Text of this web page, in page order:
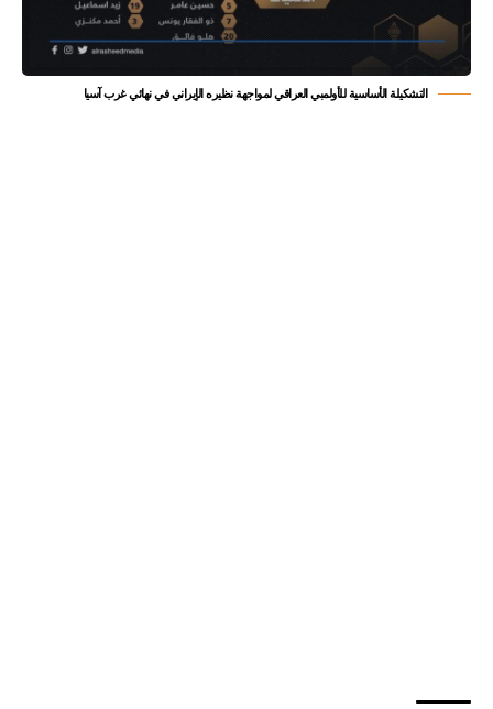
التشكيلة الأساسية للأولمبي العراقي لمواجهة نظيره الإيراني في نهائي غرب آسيا